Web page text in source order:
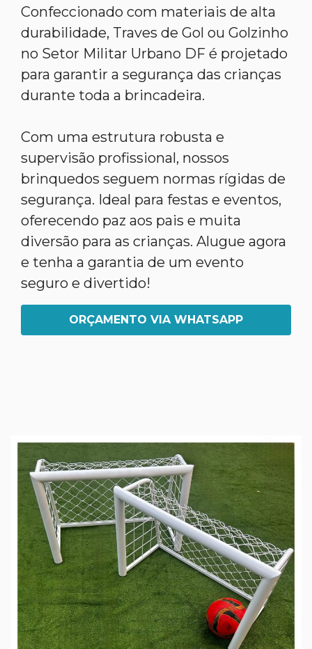
Confeccionado com materiais de alta
durabilidade, Traves de Gol ou Golzinho
no Setor Militar Urbano DF é projetado
para garantir a segurança das crianças
durante toda a brincadeira.
Com uma estrutura robusta e
supervisão profissional, nossos
brinquedos seguem normas rígidas de
segurança. Ideal para festas e eventos,
oferecendo paz aos pais e muita
diversão para as crianças. Alugue agora
e tenha a garantia de um evento
seguro e divertido!
ORÇAMENTO VIA WHATSAPP